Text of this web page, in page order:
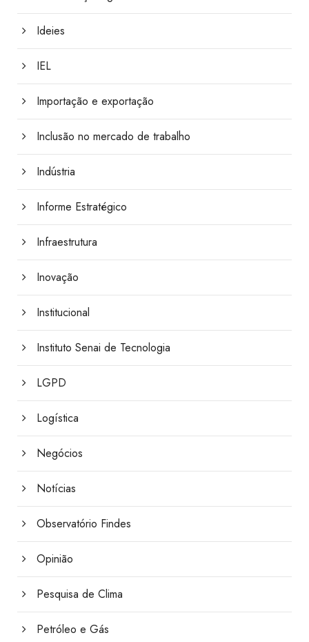
Ideies
IEL
Importação e exportação
Inclusão no mercado de trabalho
Indústria
Informe Estratégico
Infraestrutura
Inovação
Institucional
Instituto Senai de Tecnologia
LGPD
Logística
Negócios
Notícias
Observatório Findes
Opinião
Pesquisa de Clima
Petróleo e Gás